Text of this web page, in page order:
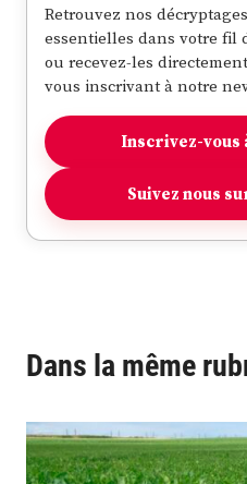
Retrouvez nos
essentielles dans votre fil
ou recevez-les
vous inscrivant à notre
Inscrivez-vous
Suivez nous
Dans la même